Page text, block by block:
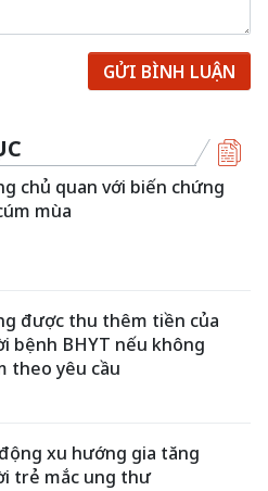
GỬI BÌNH LUẬN
chủ quan với biến chứng
mùa
được thu thêm tiền của
bệnh BHYT nếu không
theo yêu cầu
xu hướng gia tăng
trẻ mắc ung thư